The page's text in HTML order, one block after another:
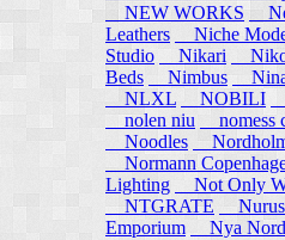
NEW WORKS
Leathers
Niche
Studio
Nikari
Beds
Nimbus
NLXL
NOBILI
nolen niu
nomess
Noodles
Normann
Lighting
Not Only
NTGRATE
Nurus
Emporium
Nya